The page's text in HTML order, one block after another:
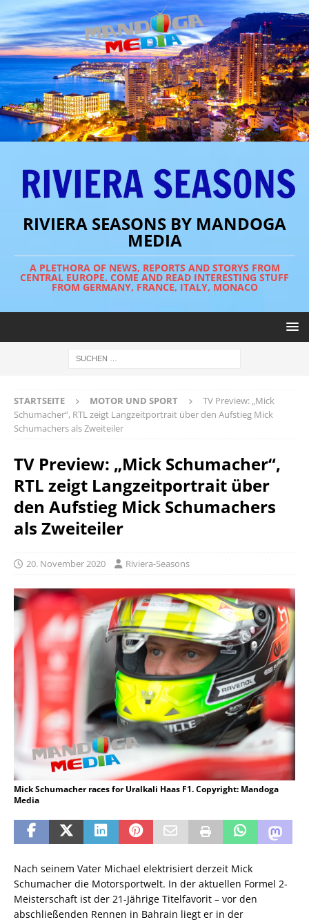
RIVIERA SEASONS BY MANDOGA
MEDIA
A PLETHORA OF NEWS, REPORTS AND STORYS FROM
CENTRAL EUROPE. COME AND READ INTERESTING STUFF
FROM GERMANY, FRANCE, ITALY, MONACO
STARTSEITE MOTOR UND SPORT
TV Preview: „Mick
Schumacher“, RTL zeigt Langzeitportrait über den Aufstieg Mick
Schumachers als Zweiteiler
TV Preview: „Mick Schumacher“,
RTL zeigt Langzeitportrait über
den Aufstieg Mick Schumachers
als Zweiteiler
20. November 2020 Riviera-Seasons
Mick Schumacher races for Uralkali Haas F1. Copyright: Mandoga
Media
Nach seinem Vater Michael elektrisiert derzeit Mick
Schumacher die Motorsportwelt. In der aktuellen Formel 2-
Meisterschaft ist der 21-Jährige Titelfavorit – vor den
abschließenden Rennen in Bahrain liegt er in der